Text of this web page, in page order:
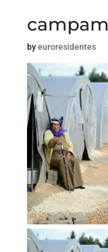
byeuroresidentes